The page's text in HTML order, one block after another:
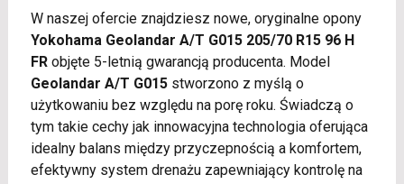
W naszej ofercie znajdziesz nowe, oryginalne opony
Yokohama Geolandar A/T G015 205/70 R15 96 H
FRobjęte 5-letnią gwarancją producenta. Model
Geolandar A/T G015stworzono z myślą o
użytkowaniu bez względu na porę roku. Świadczą o
tym takie cechy jak innowacyjna technologia oferująca
idealny balans między przyczepnością a komfortem,
efektywny system drenażu zapewniający kontrolę na